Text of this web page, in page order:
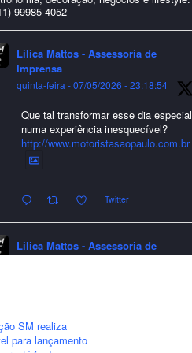
99985-4052
Lilica Mattos - Assessoria de
Imprensa
quinta-feira - 07/05/2026 - 23:18:54
Que tal transformar esse dia especial
numa experiência inesquecível?
http://www.motoristasaopaulo.com.br
Twitter
Lilica Mattos - Assessoria de
excelente Natal e um 2026 repleto de
conquistas e realizações para todos
clientes, jornalistas e amigos que
SM realiza
para lançamento